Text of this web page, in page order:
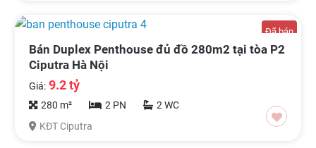
Đã bán
Bán Duplex Penthouse đủ đồ 280m2 tại tòa P2
Ciputra Hà Nội
Giá:9.2 tỷ
280 m² 2 PN
2 WC
KĐT Ciputra